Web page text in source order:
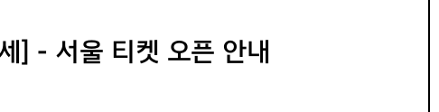
] - 서울 티켓 오픈 안내